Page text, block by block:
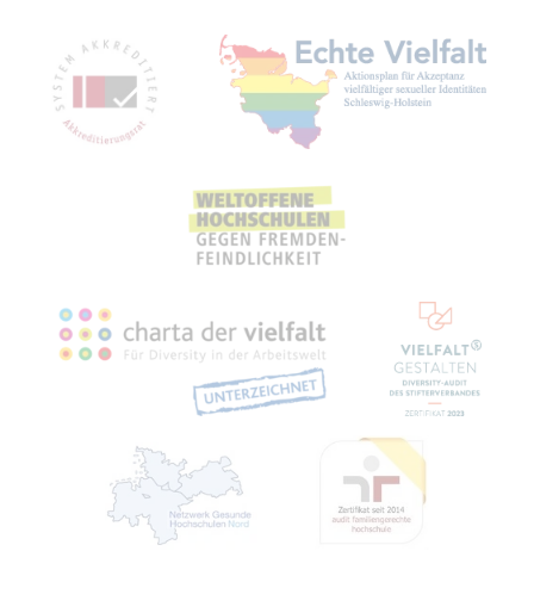
Mit­glied­schaf­ten,